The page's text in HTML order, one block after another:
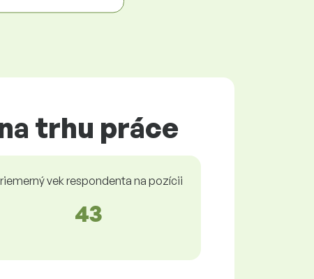
trhu práce
vek respondenta na pozícii
43